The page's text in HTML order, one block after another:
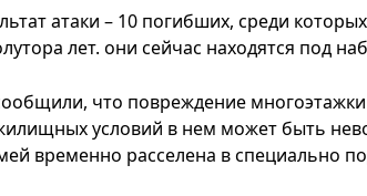
атаки – 10 погибших, среди
лет. они сейчас находятся под
что повреждение многоэтажки
условий в нем может быть
временно расселена в специально